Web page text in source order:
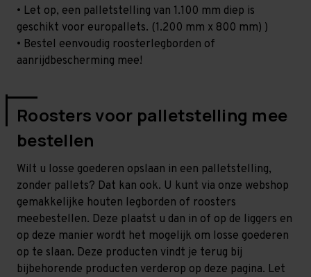
• Let op, een palletstelling van 1.100 mm diep is
geschikt voor europallets. (1.200 mm x 800 mm) )
• Bestel eenvoudig roosterlegborden of
aanrijdbescherming mee!
Roosters voor palletstelling mee
bestellen
Wilt u losse goederen opslaan in een palletstelling,
zonder pallets? Dat kan ook. U kunt via onze webshop
gemakkelijke houten legborden of roosters
meebestellen. Deze plaatst u dan in of op de liggers en
op deze manier wordt het mogelijk om losse goederen
op te slaan. Deze producten vindt je terug bij
bijbehorende producten verderop op deze pagina. Let